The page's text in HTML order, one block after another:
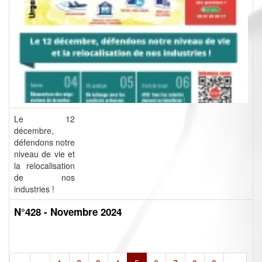
Le 12
décembre,
défendons notre
niveau de vie et
la relocalisation
de nos
industries !
N°428 - Novembre 2024